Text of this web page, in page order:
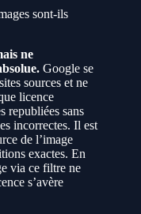
sont-ils
ne
Google se
sources et ne
licence
republiées sans
incorrectes. Il est
de l’image
exactes. En
via ce filtre ne
s’avère